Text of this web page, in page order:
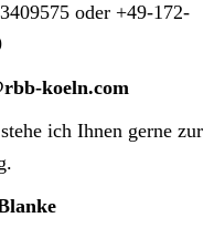
oder +49-172-
koeln.com
ich Ihnen gerne zur